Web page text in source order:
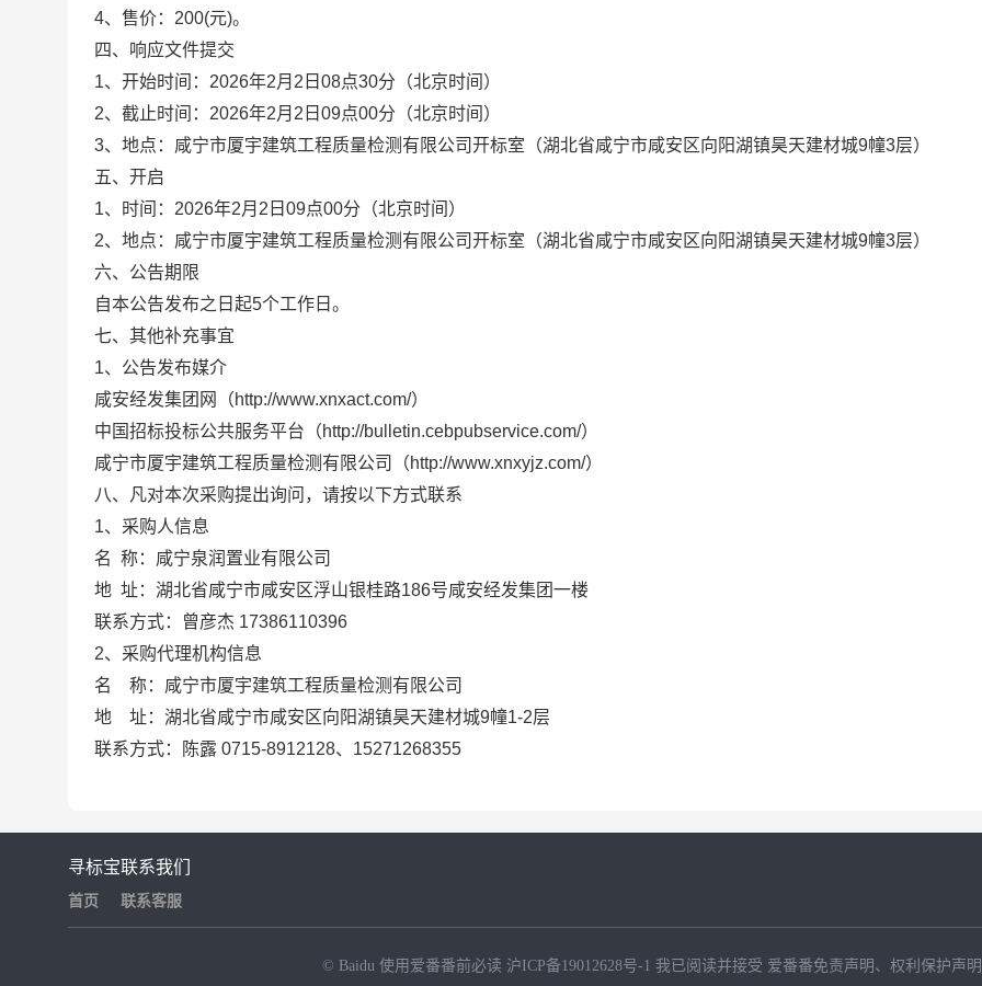
4、售价： 200(元)。
四、响应文件提交
1、开始时间： 2026年2月 2 日 08点30分（北京时间）
2、截止时间： 2026年2月 2 日 09点00分（北京时间）
3、地点： 咸宁市厦宇建筑工程质量检测有限公司开标室（湖北省咸宁市咸安区向阳湖镇昊天建材城9幢3层）
五、开启
1、时间： 2026年2月 2 日 09点00分（北京时间）
2、地点： 咸宁市厦宇建筑工程质量检测有限公司开标室（湖北省咸宁市咸安区向阳湖镇昊天建材城9幢3层）
六、公告期限
自本公告发布之日起5个工作日。
七、其他补充事宜
1、公告发布媒介
咸安经发集团网（http://www.xnxact.com/）
中国招标投标公共服务平台（http://bulletin.cebpubservice.com/）
咸宁市厦宇建筑工程质量检测有限公司（http://www.xnxyjz.com/）
八、凡对本次采购提出询问，请按以下方式联系
1、采购人信息
名 称： 咸宁泉润置业有限公司
地 址： 湖北省咸宁市咸安区浮山银桂路186号咸安经发集团一楼
联系方式：
曾彦杰 17386110396
2、采购代理机构信息
名
称： 咸宁市厦宇建筑工程质量检测有限公司
地
址： 湖北省咸宁市咸安区向阳湖镇昊天建材城9幢1-2层
联系方式：
陈露 0715-8912128、15271268355
寻标宝
首页
联系我们
联系客服
© Baidu 使用爱番番前必读 沪ICP备19012628号-1 我已阅读并接受 爱番番免责声明 、 权利保护声明